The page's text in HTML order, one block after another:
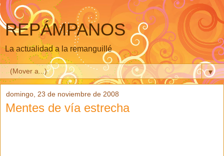
REPÁMPANOS
La actualidad a la remanguillé
▼
domingo, 23 de noviembre de 2008
Mentes de vía estrecha